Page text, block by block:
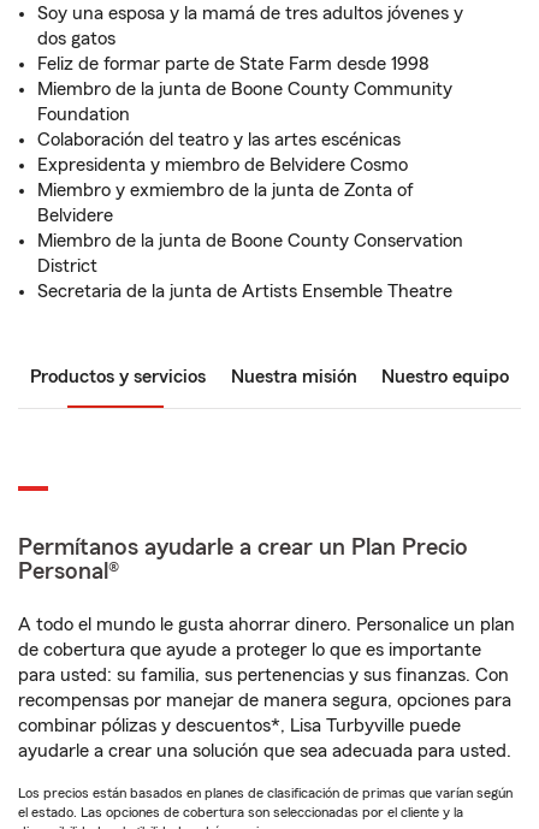
Soy una esposa y la mamá de tres adultos jóvenes y
dos gatos
Feliz de formar parte de State Farm desde 1998
Miembro de la junta de Boone County Community
Foundation
Colaboración del teatro y las artes escénicas
Expresidenta y miembro de Belvidere Cosmo
Miembro y exmiembro de la junta de Zonta of
Belvidere
Miembro de la junta de Boone County Conservation
District
Secretaria de la junta de Artists Ensemble Theatre
Productos y servicios Nuestra misión Nuestro equipo
Permítanos ayudarle a crear un Plan Precio
Personal®
A todo el mundo le gusta ahorrar dinero. Personalice un plan
de cobertura que ayude a proteger lo que es importante
para usted: su familia, sus pertenencias y sus finanzas. Con
recompensas por manejar de manera segura, opciones para
combinar pólizas y descuentos*, Lisa Turbyville puede
ayudarle a crear una solución que sea adecuada para usted.
Los precios están basados en planes de clasificación de primas que varían según
el estado. Las opciones de cobertura son seleccionadas por el cliente y la